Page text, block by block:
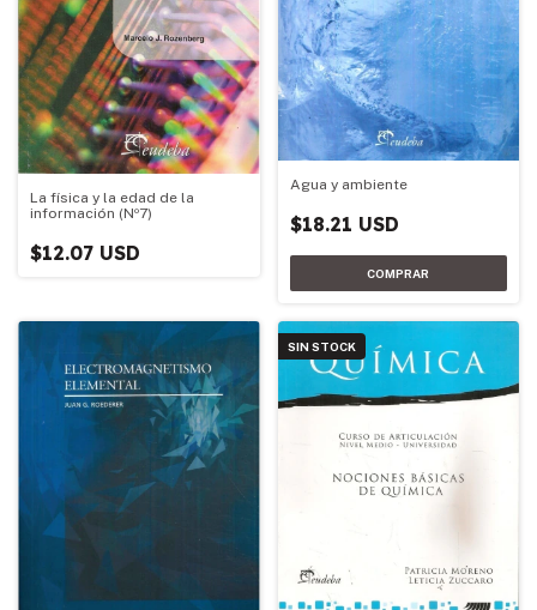
La física y la edad de la
información (Nº7)
$12.07 USD
Agua y ambiente
$18.21 USD
SIN STOCK